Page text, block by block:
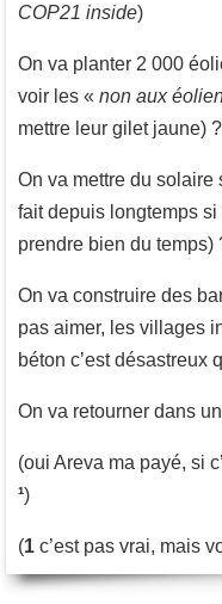
COP21 inside)
On va planter 2 000
voir les « non aux
mettre leur gilet jaune) ?
On va mettre du solaire
fait depuis longtemps
prendre bien du temps)
On va construire des
pas aimer, les villages
béton c’est désastreux
On va retourner dans
(oui Areva ma payé, si
¹)
(1 c’est pas vrai, mais